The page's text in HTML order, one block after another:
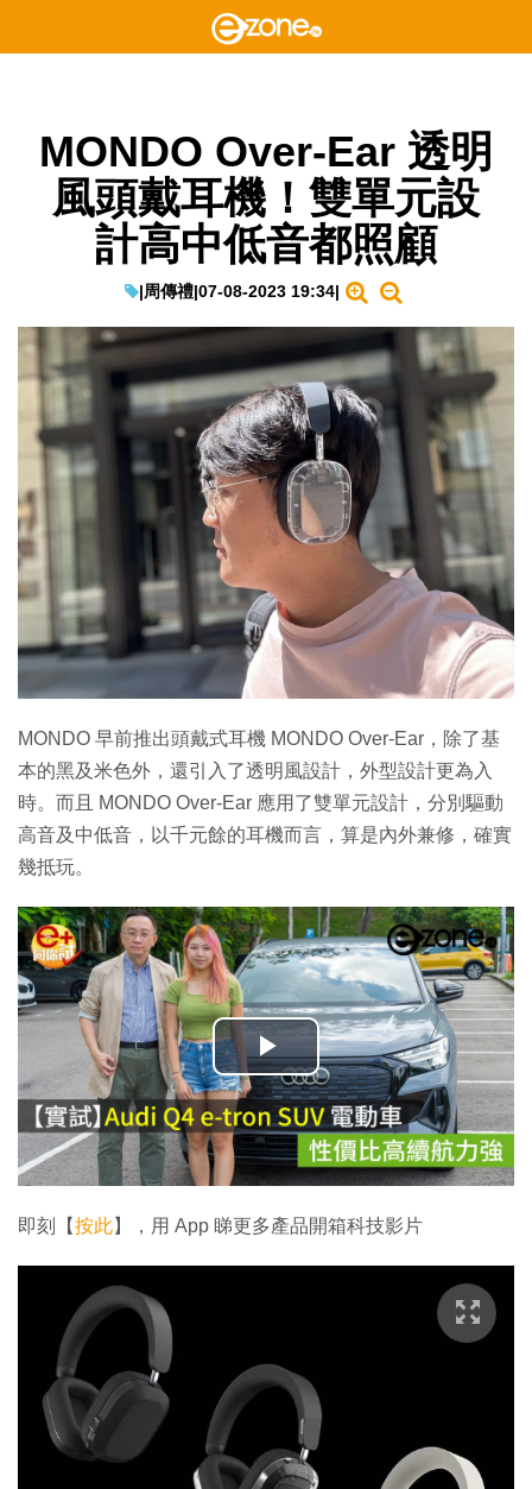
MONDO Over-Ear 透明
風頭戴耳機！雙單元設
計高中低音都照顧
|周傳禮|07-08-2023 19:34|
MONDO 早前推出頭戴式耳機 MONDO Over-Ear，除了基
本的黑及米色外，還引入了透明風設計，外型設計更為入
時。而且 MONDO Over-Ear 應用了雙單元設計，分別驅動
高音及中低音，以千元餘的耳機而言，算是內外兼修，確實
幾抵玩。
播
放
影
片
即刻【按此】，用 App 睇更多產品開箱科技影片